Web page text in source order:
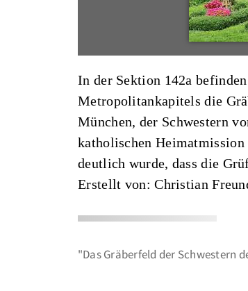
In der Sektion 142a
Metropolitankapitels die
München, der Schwestern
katholischen Heimatmission
deutlich wurde, dass die
Erstellt von: Christian
"Das Gräberfeld der Schwestern